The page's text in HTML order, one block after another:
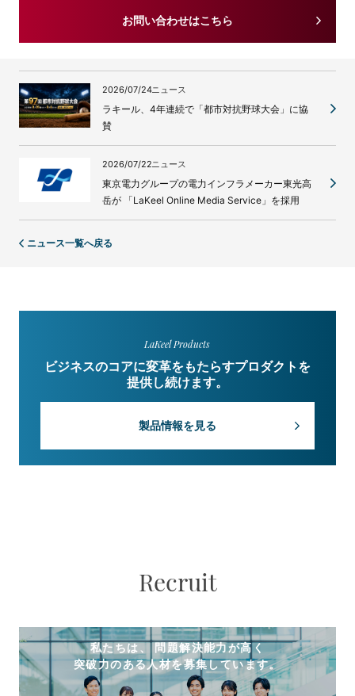
お問い合わせはこちら
2026/07/24ニュース
ラキール、4年連続で「都市対抗野球大会」に協
賛
2026/07/22ニュース
東京電力グループの電力インフラメーカー東光高
岳が 「LaKeel Online Media Service」を採用
ニュース一覧へ戻る
LaKeel Products
ビジネスのコアに変革をもたらすプロダクトを
提供し続けます。
製品情報を見る
Recruit
私たちは、 問題解決能力が高く
突破力のある人材を募集しています。